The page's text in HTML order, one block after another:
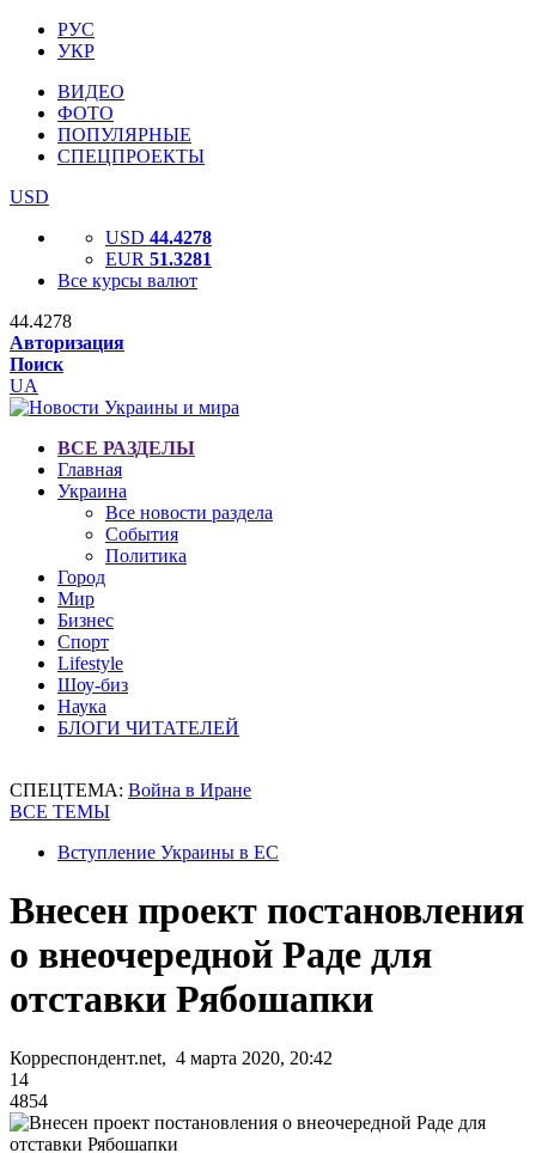
РУС
УКР
ВИДЕО
ФОТО
ПОПУЛЯРНЫЕ
СПЕЦПРОЕКТЫ
USD
USD 44.4278
EUR 51.3281
Все курсы валют
44.4278
Авторизация
Поиск
UA
ВСЕ РАЗДЕЛЫ
Главная
Украина
Все новости раздела
События
Политика
Город
Мир
Бизнес
Спорт
Lifestyle
Шоу-биз
Наука
БЛОГИ ЧИТАТЕЛЕЙ
СПЕЦТЕМА: Война в Иране
ВСЕ ТЕМЫ
Вступление Украины в ЕС
Внесен проект постановления
о внеочередной Раде для
отставки Рябошапки
Корреспондент.net, 4 марта 2020, 20:42
14
4854